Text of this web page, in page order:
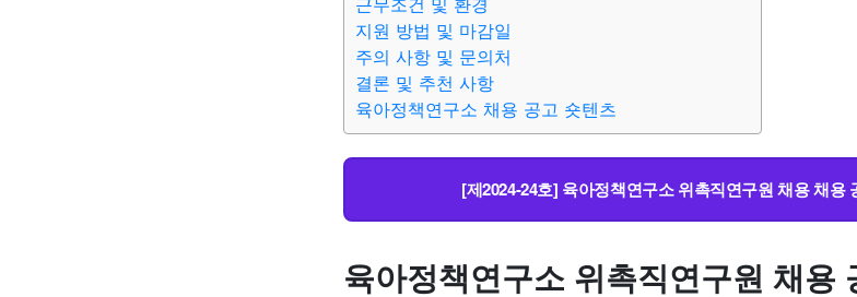
근무조건 및 환경
지원 방법 및 마감일
주의 사항 및 문의처
결론 및 추천 사항
육아정책연구소 채용 공고 숏텐츠
[제2024-24호] 육아정책연구소 위촉직연구원 채용 채용
육아정책연구소 위촉직연구원 채용